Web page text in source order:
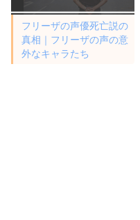
フリーザの声優死亡説の
真相｜フリーザの声の意
外なキャラたち